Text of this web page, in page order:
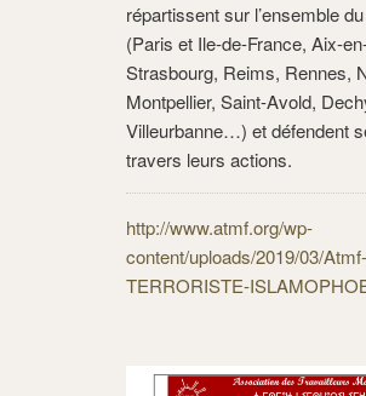
répartissent sur l’ensemble
(Paris et Ile-de-France, Aix-
Strasbourg, Reims, Rennes,
Montpellier, Saint-Avold,
Villeurbanne…) et défendent
travers leurs actions.
http://www.atmf.org/wp-
content/uploads/2019/03/
TERRORISTE-